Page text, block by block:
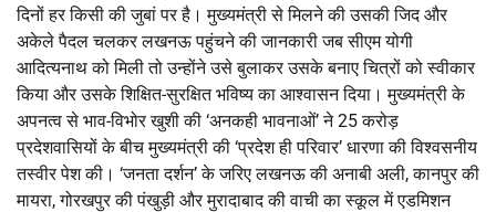
दिनों हर किसी की जुबां पर है। मुख्यमंत्री से मिलने की उसकी जिद और
अकेले पैदल चलकर लखनऊ पहुंचने की जानकारी जब सीएम योगी
आदित्यनाथ को मिली तो उन्होंने उसे बुलाकर उसके बनाए चित्रों को स्वीकार
किया और उसके शिक्षित-सुरक्षित भविष्य का आश्वासन दिया। मुख्यमंत्री के
अपनत्व से भाव-विभोर खुशी की ‘अनकही भावनाओं’ ने 25 करोड़
प्रदेशवासियों के बीच मुख्यमंत्री की ‘प्रदेश ही परिवार’ धारणा की विश्वसनीय
तस्वीर पेश की। ‘जनता दर्शन’ के जरिए लखनऊ की अनाबी अली, कानपुर की
मायरा, गोरखपुर की पंखुड़ी और मुरादाबाद की वाची का स्कूल में एडमिशन